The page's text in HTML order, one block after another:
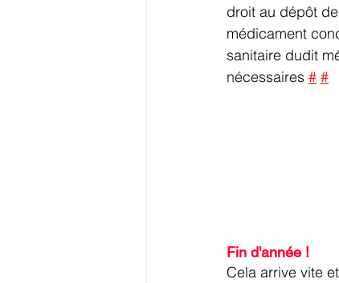
droit au dépôt
médicament
sanitaire dudit
nécessaires # #
Fin d'année !
Cela arrive vite